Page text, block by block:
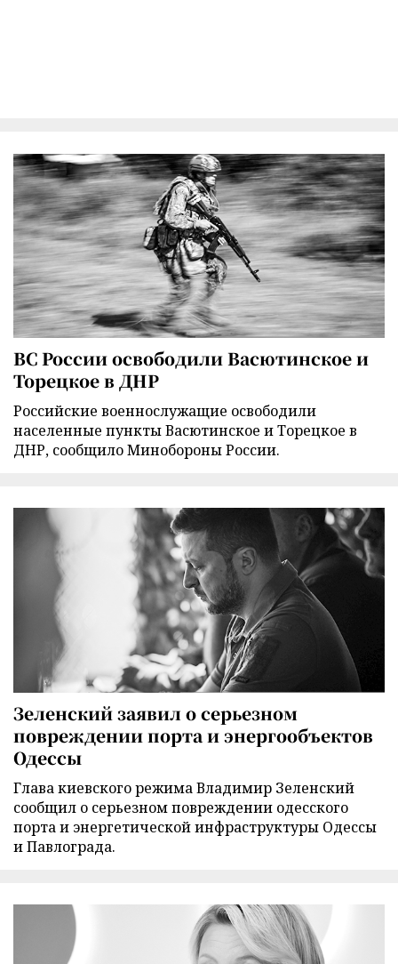
ВС России освободили Васютинское и
Торецкое в ДНР
Российские военнослужащие освободили
населенные пункты Васютинское и Торецкое в
ДНР, сообщило Минобороны России.
Зеленский заявил о серьезном
повреждении порта и энергообъектов
Одессы
Глава киевского режима Владимир Зеленский
сообщил о серьезном повреждении одесского
порта и энергетической инфраструктуры Одессы
и Павлограда.